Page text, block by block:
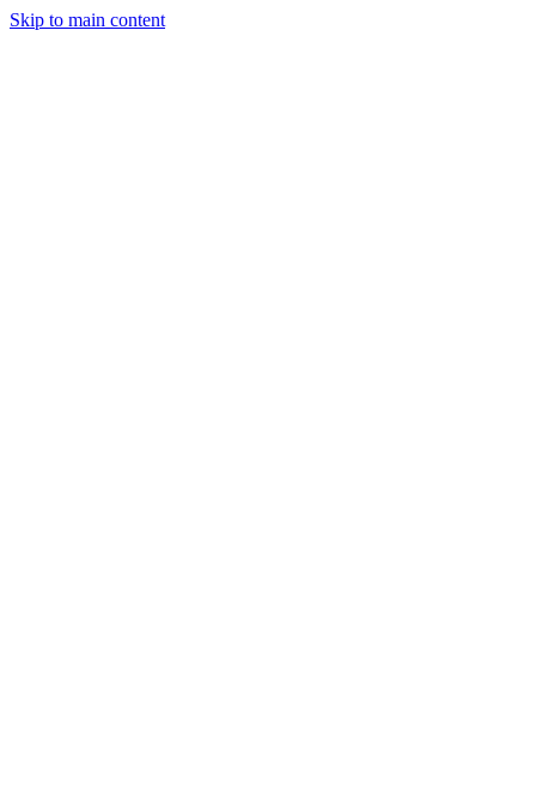
Skip to main content